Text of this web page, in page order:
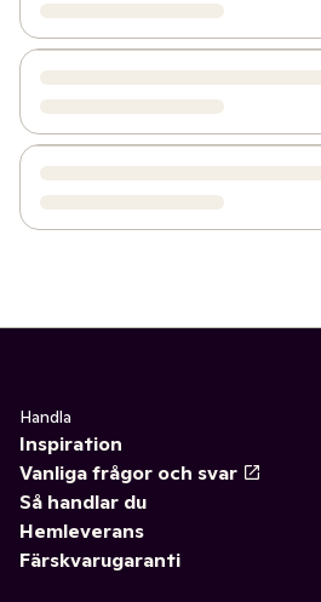
Handla
Inspiration
Vanliga frågor och svar
Så handlar du
Hemleverans
Färskvarugaranti